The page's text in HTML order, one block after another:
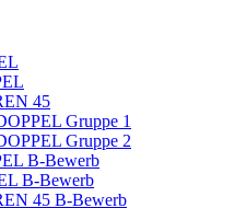
45
Gruppe 1
Gruppe 2
B-Bewerb
B-Bewerb
45 B-Bewerb